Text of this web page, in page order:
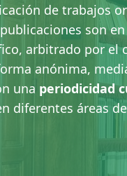
de trabajos
son
arbitrado por el
anónima,
una periodicidad
diferentes áreas